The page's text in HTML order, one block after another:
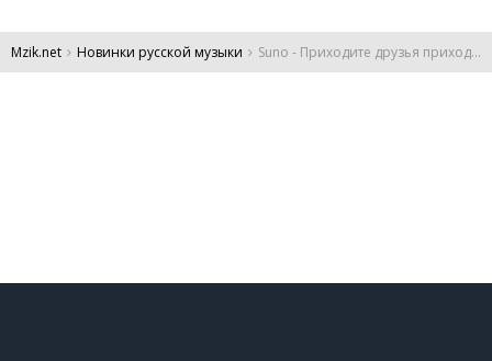
Mzik.net Новинки русской музыки Suno - Приходите друзья приходите